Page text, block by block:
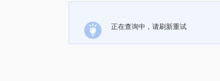
正在查询中，请刷新重试